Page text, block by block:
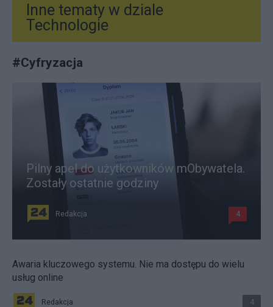
Inne tematy w dziale
Technologie
#Cyfryzacja
Pilny apel do użytkowników mObywatela.
Zostały ostatnie godziny
Redakcja 4
Awaria kluczowego systemu. Nie ma dostępu do wielu
usług online
Redakcja 4